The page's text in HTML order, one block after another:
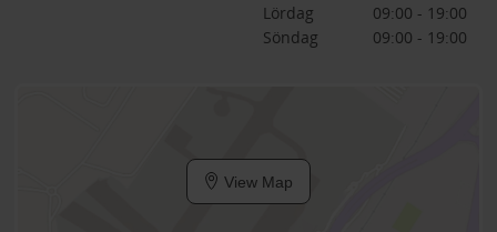
Lördag
09:00 - 19:00
Söndag
09:00 - 19:00
View Map